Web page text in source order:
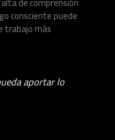
consciente puede
trabajo más
aportar lo